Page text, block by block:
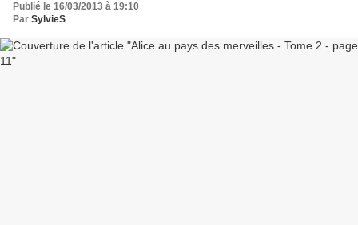
Publié le 16/03/2013 à 19:10
Par SylvieS